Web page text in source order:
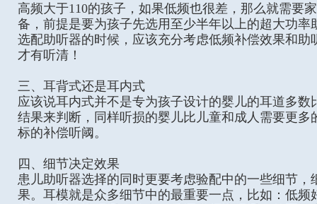
高频大于110的孩子，如果低频也很差，那么就需要
备，前提是要为孩子先选用至少半年以上的超大功率
选配助听器的时候，应该充分考虑低频补偿效果和助
才有听清！
三、耳背式还是耳内式
应该说耳内式并不是专为孩子设计的婴儿的耳道多数
结果来判断，同样听损的婴儿比儿童和成人需要更多
标的补偿听阈。
四、细节决定效果
患儿助听器选择的同时更要考虑验配中的一些细节，
果。耳模就是众多细节中的最重要一点，比如：低频